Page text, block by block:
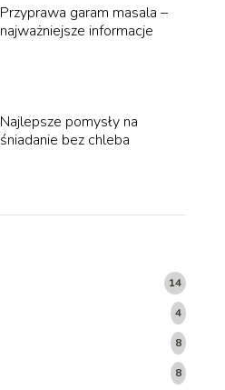
Przyprawa garam masala –
najważniejsze informacje
Najlepsze pomysły na
śniadanie bez chleba
14
4
8
8